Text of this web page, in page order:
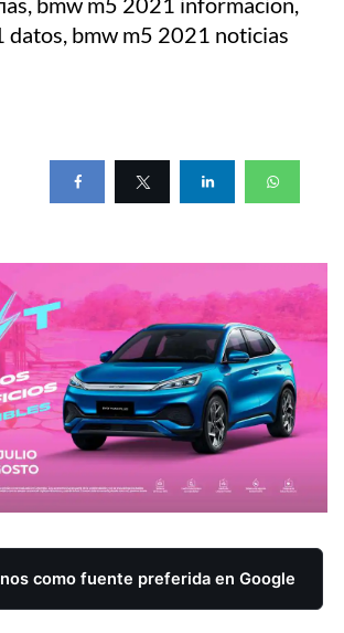
como fuente preferida en Google